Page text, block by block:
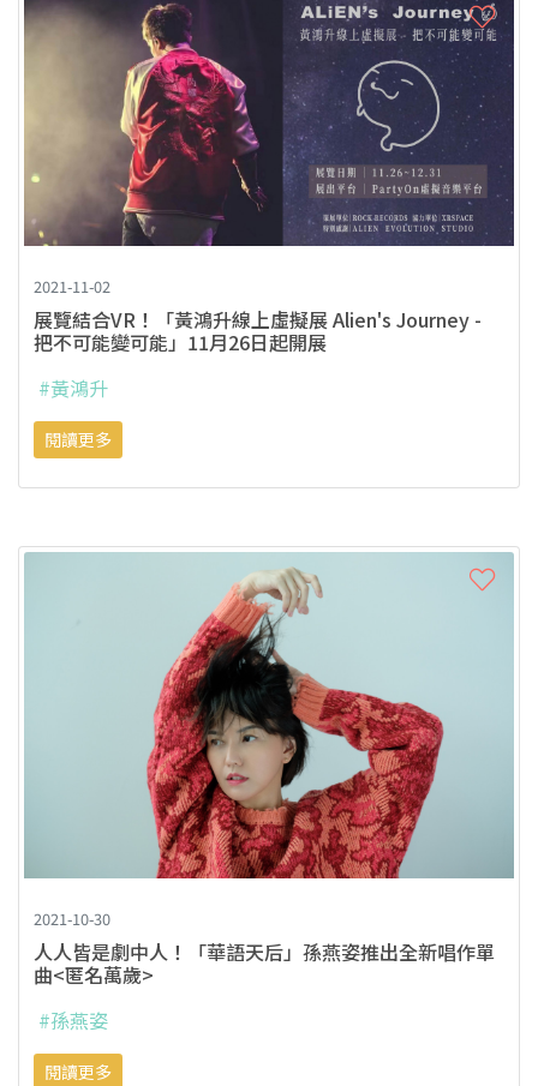
2021-11-02
展覽結合VR！「黃鴻升線上虛擬展 Alien's Journey -
把不可能變可能」11月26日起開展
#黃鴻升
閱讀更多
2021-10-30
人人皆是劇中人！「華語天后」孫燕姿推出全新唱作單
曲<匿名萬歲>
#孫燕姿
閱讀更多